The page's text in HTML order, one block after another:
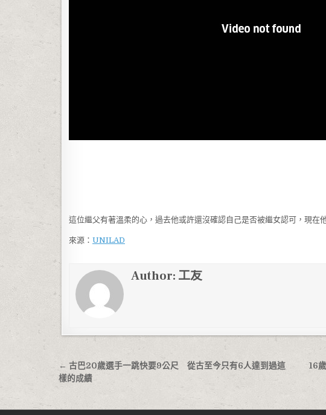
這位繼父有著溫柔的心，過去他或許還沒確認自己是否被繼女認可，現在
來源： UNILAD
Author: 工友
文章導覽
16
← 古巴20歲選手一跳快要9公尺 從古至今只有6人達到過這
樣的成績